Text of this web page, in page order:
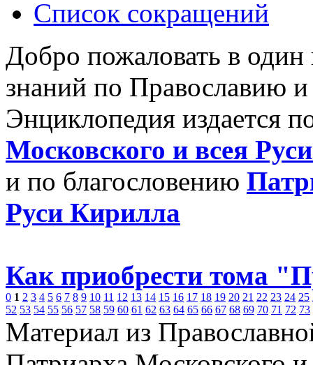
Список сокращений
Добро пожаловать в
знаний по Православию
Энциклопедия издается
Московского и всея
и по благословению
Руси Кирилла
Как приобрести тома
0 1 2 3 4 5 6 7 8 9 10 11 12 13 14 15 16 17 18 19 20 21 22 23 24 25
52 53 54 55 56 57 58 59 60 61 62 63 64 65 66 67 68 69 70 71 72 73
Материал из